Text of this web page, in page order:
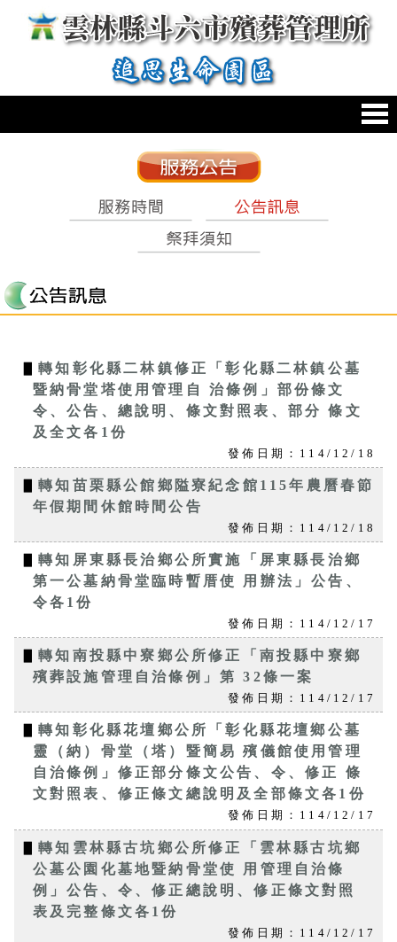
跳到主要內容區塊
▋轉知彰化縣二林鎮修正「彰化縣二林鎮公墓
暨納骨堂塔使用管理自 治條例」部份條文
令、公告、總說明、條文對照表、部分 條文
及全文各1份
發佈日期：114/12/18
▋轉知苗栗縣公館鄉隘寮紀念館115年農曆春節
年假期間休館時間公告
發佈日期：114/12/18
▋轉知屏東縣長治鄉公所實施「屏東縣長治鄉
第一公墓納骨堂臨時暫厝使 用辦法」公告、
令各1份
發佈日期：114/12/17
▋轉知南投縣中寮鄉公所修正「南投縣中寮鄉
殯葬設施管理自治條例」第 32條一案
發佈日期：114/12/17
▋轉知彰化縣花壇鄉公所「彰化縣花壇鄉公墓
靈（納）骨堂（塔）暨簡易 殯儀館使用管理
自治條例」修正部分條文公告、令、修正 條
文對照表、修正條文總說明及全部條文各1份
發佈日期：114/12/17
▋轉知雲林縣古坑鄉公所修正「雲林縣古坑鄉
公墓公園化墓地暨納骨堂使 用管理自治條
例」公告、令、修正總說明、修正條文對照
表及完整條文各1份
發佈日期：114/12/17